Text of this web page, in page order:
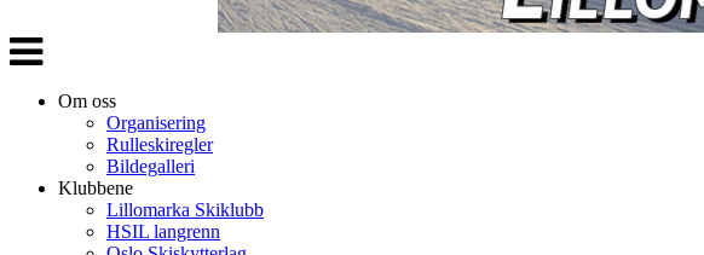
Veksle
navigasjon
Om oss
Organisering
Rulleskiregler
Bildegalleri
Klubbene
Lillomarka Skiklubb
HSIL langrenn